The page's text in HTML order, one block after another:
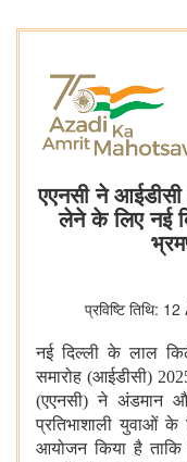
एएनसी ने
लेने के लिए नई
प्रविष्टि तिथि:
नई दिल्ली के लाल
समारोह (आईडीसी)
(एएनसी) ने अंडमान
प्रतिभाशाली युवाओं
आयोजन किया है